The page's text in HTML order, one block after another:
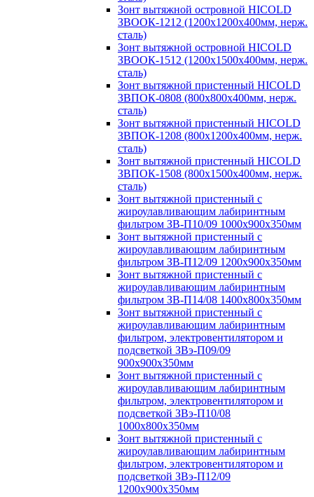
Зонт вытяжной островной HICOLD
ЗВООК-1212 (1200x1200x400мм, нерж.
сталь)
Зонт вытяжной островной HICOLD
ЗВООК-1512 (1200х1500х400мм, нерж.
сталь)
Зонт вытяжной пристенный HICOLD
ЗВПОК-0808 (800х800х400мм, нерж.
сталь)
Зонт вытяжной пристенный HICOLD
ЗВПОК-1208 (800х1200х400мм, нерж.
сталь)
Зонт вытяжной пристенный HICOLD
ЗВПОК-1508 (800х1500х400мм, нерж.
сталь)
Зонт вытяжной пристенный с
жироулавливающим лабиринтным
фильтром ЗВ-П10/09 1000х900х350мм
Зонт вытяжной пристенный с
жироулавливающим лабиринтным
фильтром ЗВ-П12/09 1200х900х350мм
Зонт вытяжной пристенный с
жироулавливающим лабиринтным
фильтром ЗВ-П14/08 1400х800х350мм
Зонт вытяжной пристенный с
жироулавливающим лабиринтным
фильтром, электровентилятором и
подсветкой ЗВэ-П09/09
900х900х350мм
Зонт вытяжной пристенный с
жироулавливающим лабиринтным
фильтром, электровентилятором и
подсветкой ЗВэ-П10/08
1000х800х350мм
Зонт вытяжной пристенный с
жироулавливающим лабиринтным
фильтром, электровентилятором и
подсветкой ЗВэ-П12/09
1200х900х350мм